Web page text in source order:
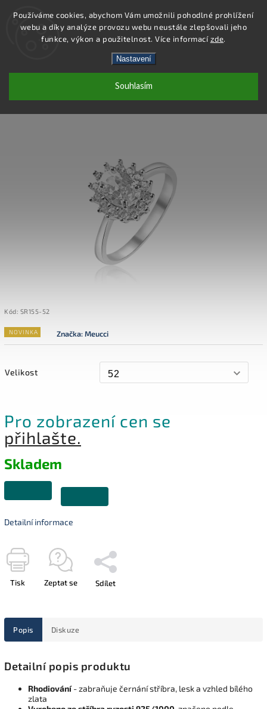
Používáme cookies, abychom Vám umožnili pohodlné prohlížení
webu a díky analýze provozu webu neustále zlepšovali jeho
funkce, výkon a použitelnost. Více informacízde.
Nastavení
Souhlasím
Hledat
SR155 - PRSTEN AG 925/1000
Kód: SR155-52
NOVINKA Značka:Meucci
Velikost
Pro zobrazení cen se
přihlašte.
Skladem
Detailní informace
Tisk Zeptat se Sdílet
Popis Diskuze
Detailní popis produktu
Rhodiování- zabraňuje černání stříbra, lesk a vzhled bílého
zlata